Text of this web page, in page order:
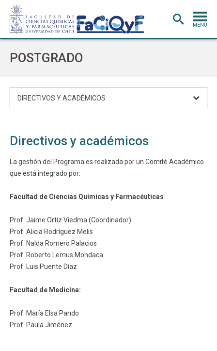
MENÚ
EXTENSIÓNY VINCULACIÓN
BIBLIOTECA
FACULTAD
Funcionarios
POSTGRADO
DIRECTIVOS Y ACADÉMICOS
Directivos y académicos
La gestión del Programa es realizada por un Comité Académico
que está integrado por:
Facultad de Ciencias Químicas y Farmacéuticas
Prof. Jaime Ortiz Viedma (Coordinador)
Prof. Alicia Rodríguez Melis
Prof. Nalda Romero Palacios
Prof. Roberto Lemus Mondaca
Prof. Luis Puente Díaz
Facultad de Medicina:
Prof. María Elsa Pando
Prof. Paula Jiménez